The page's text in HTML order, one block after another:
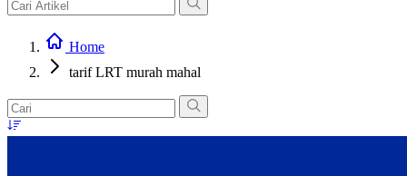
Home
tarif LRT murah mahal